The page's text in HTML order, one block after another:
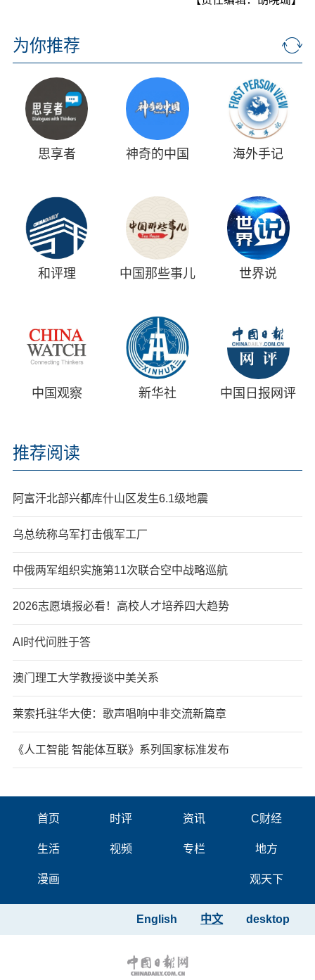
为你推荐
思享者 神奇的中国 海外手记
和评理 中国那些事儿 世界说
中国观察 新华社 中国日报网评
推荐阅读
阿富汗北部兴都库什山区发生6.1级地震
乌总统称乌军打击俄军工厂
中俄两军组织实施第11次联合空中战略巡航
2026志愿填报必看！高校人才培养四大趋势
AI时代问胜于答
澳门理工大学教授谈中美关系
莱索托驻华大使：歌声唱响中非交流新篇章
《人工智能 智能体互联》系列国家标准发布
首页 时评 资讯 C财经
生活 视频 专栏 地方
漫画 观天下
desktop
中文
English